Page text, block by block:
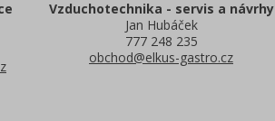
Vzduchotechnika - servis a návrhy
Jan Hubáček
777 248 235
obchod@elkus-gastro.cz